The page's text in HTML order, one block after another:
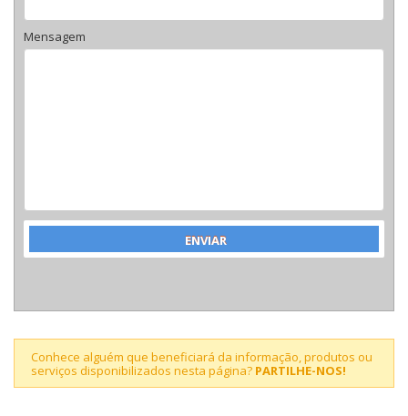
Mensagem
Conhece alguém que beneficiará da informação, produtos ou
serviços disponibilizados nesta página? PARTILHE-NOS!